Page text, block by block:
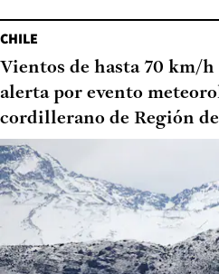
CHILE
Vientos de hasta 70 km/h
alerta por evento
cordillerano de Región